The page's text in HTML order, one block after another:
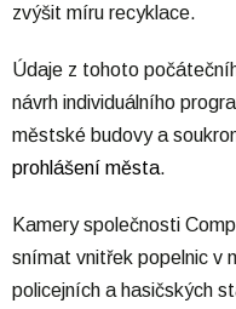
zvýšit míru recyklace.
Údaje z tohoto
návrh individuálního
městské budovy a
prohlášení města.
Kamery společnosti
snímat vnitřek popelnic v
policejních a hasičských